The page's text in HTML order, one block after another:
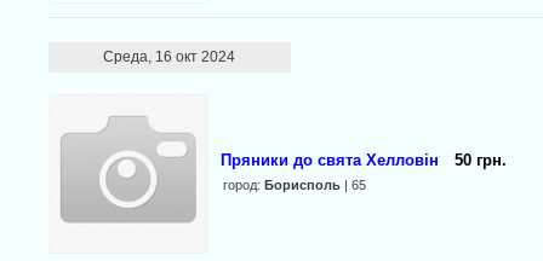
Среда, 16 окт 2024
Пряники до свята Хелловін 50 грн.
город: Борисполь | 65